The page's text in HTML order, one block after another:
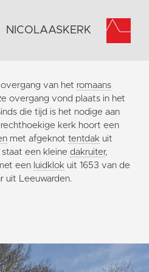
NICOLAASKERK
van het romaans
overgang vond plaats in het
die tijd is het nodige aan
kerk hoort een
met afgeknot tentdak uit
een kleine dakruiter,
een luidklok uit 1653 van de
uit Leeuwarden.